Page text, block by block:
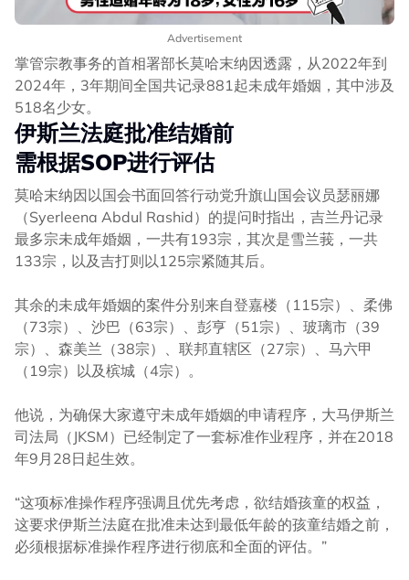
Advertisement
掌管宗教事务的首相署部长莫哈末纳因透露，从2022年到
2024年，3年期间全国共记录881起未成年婚姻，其中涉及
518名少女。
伊斯兰法庭批准结婚前
需根据SOP进行评估
莫哈末纳因以国会书面回答行动党升旗山国会议员瑟丽娜
（Syerleena Abdul Rashid）的提问时指出，吉兰丹记录
最多宗未成年婚姻，一共有193宗，其次是雪兰莪，一共
133宗，以及吉打则以125宗紧随其后。
其余的未成年婚姻的案件分别来自登嘉楼（115宗）、柔佛
（73宗）、沙巴（63宗）、彭亨（51宗）、玻璃市（39
宗）、森美兰（38宗）、联邦直辖区（27宗）、马六甲
（19宗）以及槟城（4宗）。
他说，为确保大家遵守未成年婚姻的申请程序，大马伊斯兰
司法局（JKSM）已经制定了一套标准作业程序，并在2018
年9月28日起生效。
“这项标准操作程序强调且优先考虑，欲结婚孩童的权益，
这要求伊斯兰法庭在批准未达到最低年龄的孩童结婚之前，
必须根据标准操作程序进行彻底和全面的评估。”